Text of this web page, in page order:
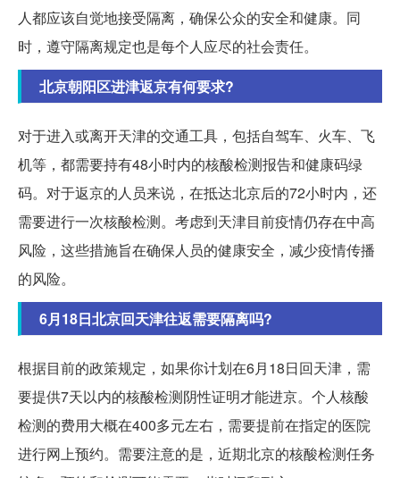
人都应该自觉地接受隔离，确保公众的安全和健康。同
时，遵守隔离规定也是每个人应尽的社会责任。
北京朝阳区进津返京有何要求?
对于进入或离开天津的交通工具，包括自驾车、火车、飞
机等，都需要持有48小时内的核酸检测报告和健康码绿
码。对于返京的人员来说，在抵达北京后的72小时内，还
需要进行一次核酸检测。考虑到天津目前疫情仍存在中高
风险，这些措施旨在确保人员的健康安全，减少疫情传播
的风险。
6月18日北京回天津往返需要隔离吗?
根据目前的政策规定，如果你计划在6月18日回天津，需
要提供7天以内的核酸检测阴性证明才能进京。个人核酸
检测的费用大概在400多元左右，需要提前在指定的医院
进行网上预约。需要注意的是，近期北京的核酸检测任务